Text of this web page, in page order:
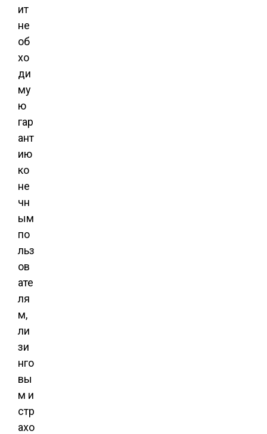
ит
не
об
хо
ди
му
ю
гар
ант
ию
ко
не
чн
ым
по
льз
ов
ате
ля
м,
ли
зи
нго
вы
м и
стр
ахо